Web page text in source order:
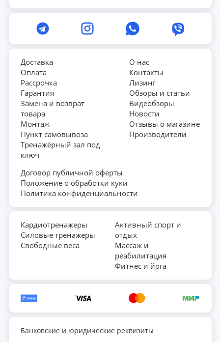
Доставка
Оплата
Рассрочка
Гарантия
Замена и возврат
товара
Монтаж
Пункт самовывоза
Тренажёрный зал под
ключ
О нас
Контакты
Лизинг
Обзоры и статьи
Видеобзоры
Новости
Отзывы о магазине
Производители
Договор публичной оферты
Положение о обработки куки
Политика конфиденциальности
Кардиотренажеры
Силовые тренажеры
Свободные веса
Активный спорт и
отдых
Массаж и
реабилитация
Фитнес и йога
Банковские и юридические реквизиты